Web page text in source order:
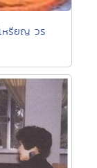
หรียญ วร